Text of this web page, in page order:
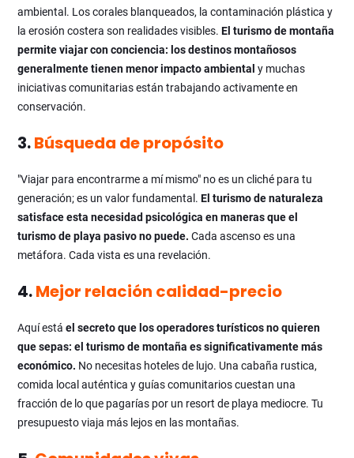
ambiental. Los corales blanqueados, la contaminación plástica y
la erosión costera son realidades visibles.El turismo de montaña
permite viajar con conciencia: los destinos montañosos
generalmente tienen menor impacto ambiental y muchas
iniciativas comunitarias están trabajando activamente en
conservación.
3.Búsqueda de propósito
"Viajar para encontrarme a mí mismo" no es un cliché para tu
generación; es un valor fundamental.El turismo de naturaleza
satisface esta necesidad psicológica en maneras que el
turismo de playa pasivo no puede. Cada ascenso es una
metáfora. Cada vista es una revelación.
4.Mejor relación calidad-precio
Aquí estáel secreto que los operadores turísticos no quieren
que sepas: el turismo de montaña es significativamente más
económico. No necesitas hoteles de lujo. Una cabaña rustica,
comida local auténtica y guías comunitarios cuestan una
fracción de lo que pagarías por un resort de playa mediocre. Tu
presupuesto viaja más lejos en las montañas.